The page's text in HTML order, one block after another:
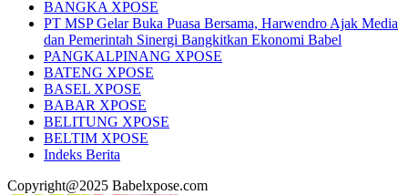
BANGKA XPOSE
PT MSP Gelar Buka Puasa Bersama, Harwendro Ajak Media
dan Pemerintah Sinergi Bangkitkan Ekonomi Babel
PANGKALPINANG XPOSE
BATENG XPOSE
BASEL XPOSE
BABAR XPOSE
BELITUNG XPOSE
BELTIM XPOSE
Indeks Berita
Copyright@2025 Babelxpose.com